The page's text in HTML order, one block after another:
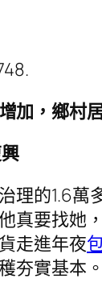
加，鄉村
理的1.6
真要找她
走進年夜
夯實基本。